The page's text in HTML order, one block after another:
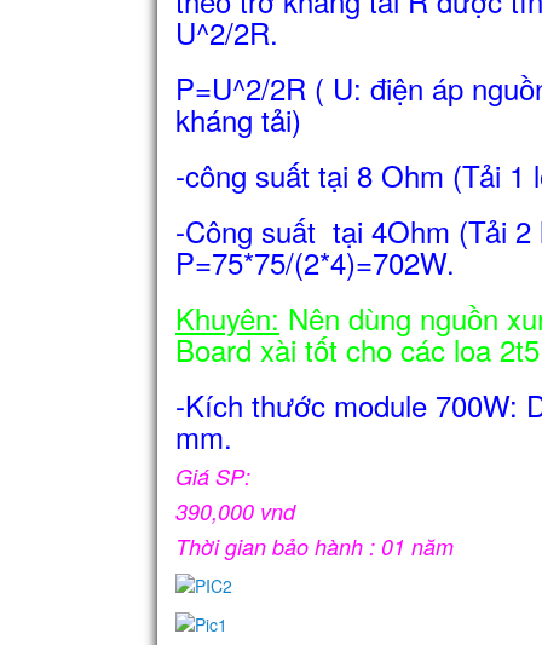
U^2/2R.
P=U^2/2R ( U: điện áp
kháng tải)
-công suất tại 8 Ohm (Tải 1
-Công suất tại 4Ohm (Tải 2
P=75*75/(2*4)=702W.
Khuyên: Nên dùng nguồn
Board xài tốt cho các loa
-Kích thước module 700W:
mm.
Giá SP:
390,000 vnd
Thời gian bảo hành : 01 năm